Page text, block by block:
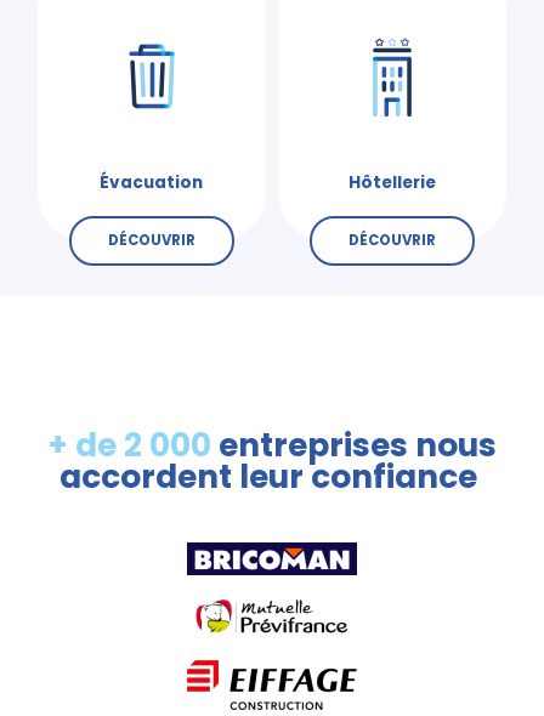
Évacuation
DÉCOUVRIR
Hôtellerie
DÉCOUVRIR
+ de 2 000 entreprises nous
accordent leur confiance